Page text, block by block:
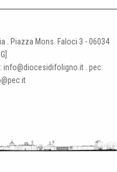
. Piazza Mons. Faloci 3 - 06034
info@diocesidifoligno.it . pec: